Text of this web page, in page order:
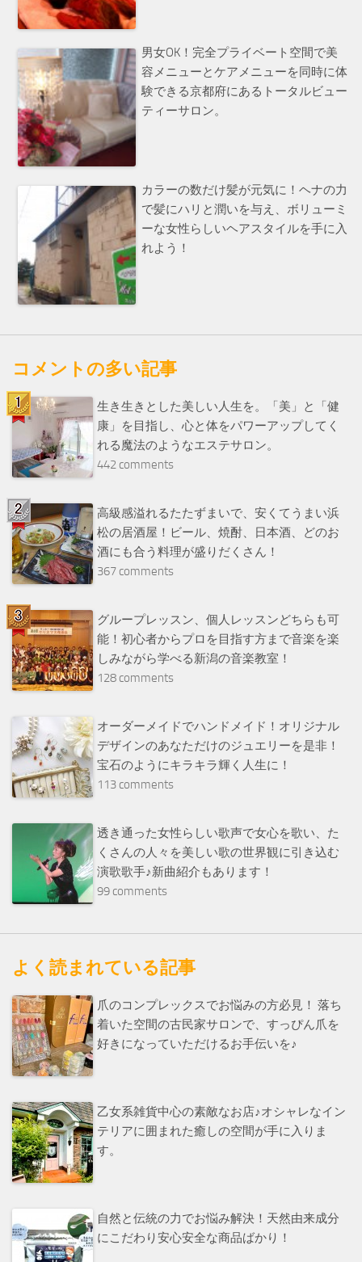
男女OK！完全プライベート空間で美
容メニューとケアメニューを同時に体
験できる京都府にあるトータルビュー
ティーサロン。
カラーの数だけ髪が元気に！ヘナの力
で髪にハリと潤いを与え、ボリューミ
ーな女性らしいヘアスタイルを手に入
れよう！
コメントの多い記事
生き生きとした美しい人生を。「美」と「健
康」を目指し、心と体をパワーアップしてく
れる魔法のようなエステサロン。
442 comments
高級感溢れるたたずまいで、安くてうまい浜
松の居酒屋！ビール、焼酎、日本酒、どのお
酒にも合う料理が盛りだくさん！
367 comments
グループレッスン、個人レッスンどちらも可
能！初心者からプロを目指す方まで音楽を楽
しみながら学べる新潟の音楽教室！
128 comments
オーダーメイドでハンドメイド！オリジナル
デザインのあなただけのジュエリーを是非！
宝石のようにキラキラ輝く人生に！
113 comments
透き通った女性らしい歌声で女心を歌い、た
くさんの人々を美しい歌の世界観に引き込む
演歌歌手♪新曲紹介もあります！
99 comments
よく読まれている記事
爪のコンプレックスでお悩みの方必見！ 落ち
着いた空間の古民家サロンで、すっぴん爪を
好きになっていただけるお手伝いを♪
乙女系雑貨中心の素敵なお店♪オシャレなイン
テリアに囲まれた癒しの空間が手に入りま
す。
自然と伝統の力でお悩み解決！天然由来成分
にこだわり安心安全な商品ばかり！